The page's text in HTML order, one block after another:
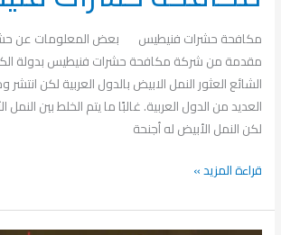
مكافحة حشرات فنيطيس بعض المعلومات عن
مقدمة من شركة مكافحة حشرات فنيطيس بدولة
الشائع العثور النمل الابيض بالدول العربية لكن
العديد من الدول العربية. غالبًا ما يتم الخلط بين النمل
لكن النمل الأبيض له أجنحة
قراءة المزيد »